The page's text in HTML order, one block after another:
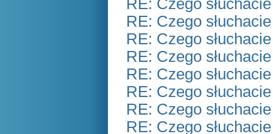
RE: Czego
RE: Czego
RE: Czego
RE: Czego
RE: Czego
RE: Czego
RE: Czego
RE: Czego